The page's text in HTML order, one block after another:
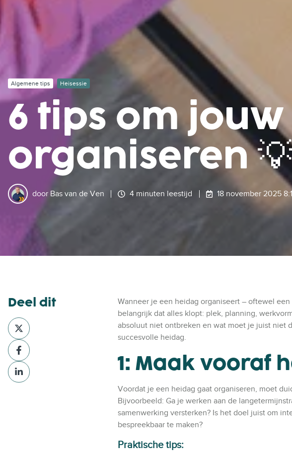
Algemene tips Heisessie
6 tips om
organiseren
door Bas van de Ven 4 minuten leestijd 18 november 2025
Wanneer je een heidag organiseert – oftewel
belangrijk dat alles klopt: plek, planning,
absoluut niet ontbreken en wat moet je juist niet
succesvolle heidag.
1: Maak vooraf
Voordat je een heidag gaat organiseren, moet
Bijvoorbeeld: Ga je werken aan de
samenwerking versterken? Is het doel juist om
bespreekbaar te maken?
Praktische tips:
Deel dit
D
e
e
l
v
D
e
e
l
D
e